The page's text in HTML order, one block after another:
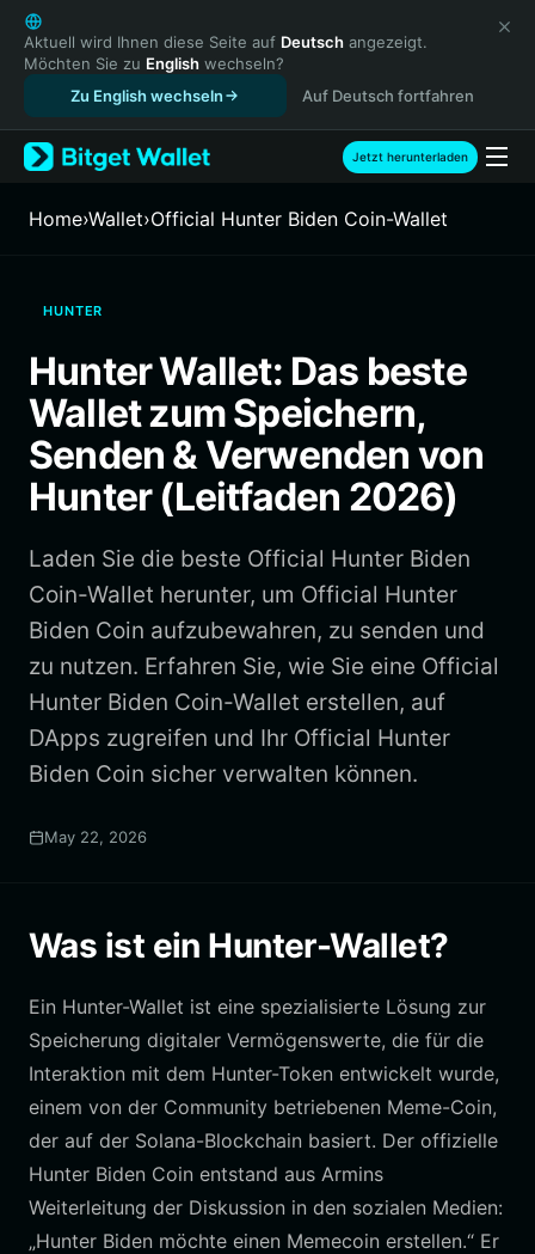
English
日本語
Tiếng Việt
Русский
Español (Latinoamérica)
Türkçe
Français
繁體中文
Bahasa Indonesia
ภาษาไทย
हिन्दी
Español
Português (Brasil)
Aktuell wird Ihnen diese Seite auf Deutsch angezeigt.
Möchten Sie zu English wechseln?
Zu English wechseln
Auf Deutsch fortfahren
Jetzt herunterladen
Home›Wallet›Official Hunter Biden Coin-Wallet
HUNTER
Hunter Wallet: Das beste
Wallet zum Speichern,
Senden & Verwenden von
Hunter (Leitfaden 2026)
Laden Sie die beste Official Hunter Biden
Coin-Wallet herunter, um Official Hunter
Biden Coin aufzubewahren, zu senden und
zu nutzen. Erfahren Sie, wie Sie eine Official
Hunter Biden Coin-Wallet erstellen, auf
DApps zugreifen und Ihr Official Hunter
Biden Coin sicher verwalten können.
May 22, 2026
Was ist ein Hunter-Wallet?
Ein Hunter-Wallet ist eine spezialisierte Lösung zur
Speicherung digitaler Vermögenswerte, die für die
Interaktion mit dem Hunter-Token entwickelt wurde,
einem von der Community betriebenen Meme-Coin,
der auf der Solana-Blockchain basiert. Der offizielle
Hunter Biden Coin entstand aus Armins
Weiterleitung der Diskussion in den sozialen Medien:
„Hunter Biden möchte einen Memecoin erstellen.“ Er